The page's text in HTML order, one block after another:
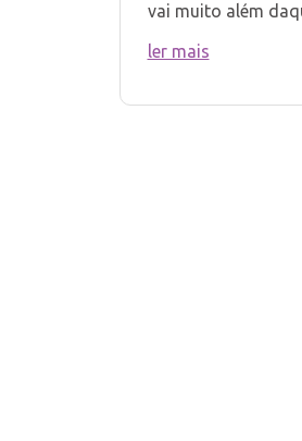
vai muito além
ler mais